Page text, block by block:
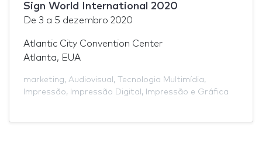
Sign World International 2020
De 3 a 5 dezembro 2020
Atlantic City Convention Center
Atlanta, EUA
marketing, Audiovisual , Tecnologia Multimídia,
Impressão, Impressão Digital , Impressão e Gráfica